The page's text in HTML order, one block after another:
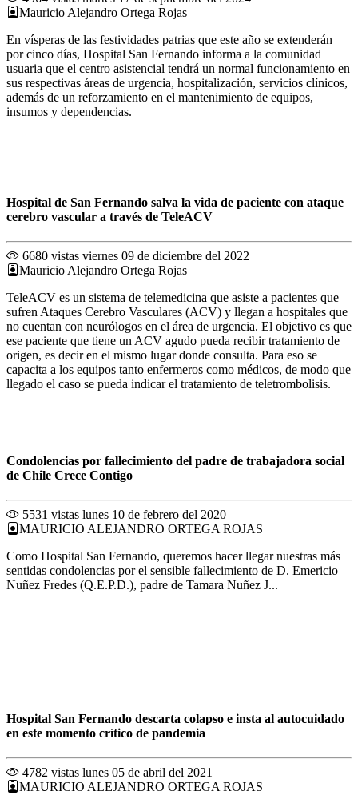
Mauricio Alejandro Ortega Rojas
En vísperas de las festividades patrias que este año se extenderán
por cinco días, Hospital San Fernando informa a la comunidad
usuaria que el centro asistencial tendrá un normal funcionamiento en
sus respectivas áreas de urgencia, hospitalización, servicios clínicos,
además de un reforzamiento en el mantenimiento de equipos,
insumos y dependencias.
Hospital de San Fernando salva la vida de paciente con ataque
cerebro vascular a través de TeleACV
6680 vistas viernes 09 de diciembre del 2022
Mauricio Alejandro Ortega Rojas
TeleACV es un sistema de telemedicina que asiste a pacientes que
sufren Ataques Cerebro Vasculares (ACV) y llegan a hospitales que
no cuentan con neurólogos en el área de urgencia. El objetivo es que
ese paciente que tiene un ACV agudo pueda recibir tratamiento de
origen, es decir en el mismo lugar donde consulta. Para eso se
capacita a los equipos tanto enfermeros como médicos, de modo que
llegado el caso se pueda indicar el tratamiento de teletrombolisis.
Condolencias por fallecimiento del padre de trabajadora social
de Chile Crece Contigo
5531 vistas lunes 10 de febrero del 2020
MAURICIO ALEJANDRO ORTEGA ROJAS
Como Hospital San Fernando, queremos hacer llegar nuestras más
sentidas condolencias por el sensible fallecimiento de D. Emericio
Nuñez Fredes (Q.E.P.D.), padre de Tamara Nuñez J...
Hospital San Fernando descarta colapso e insta al autocuidado
en este momento crítico de pandemia
4782 vistas lunes 05 de abril del 2021
MAURICIO ALEJANDRO ORTEGA ROJAS